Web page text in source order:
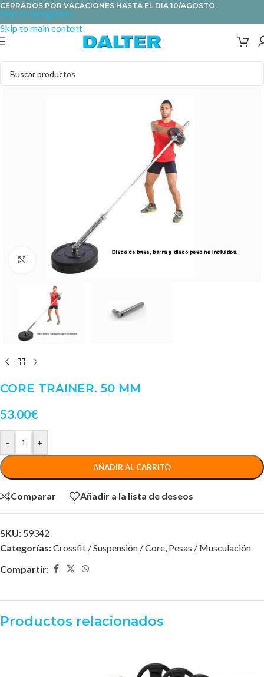
Skip to navigation
Skip to main content
CERRADOS POR VACACIONES HASTA EL DÍA 10/AGOSTO.
Clic para ampliar
CORE TRAINER. 50 MM
53.00€
- +
AÑADIR AL CARRITO
Comparar Añadir a la lista de deseos
SKU: 59342
Categorías:Crossfit / Suspensión / Core, Pesas / Musculación
Compartir:
Productos relacionados